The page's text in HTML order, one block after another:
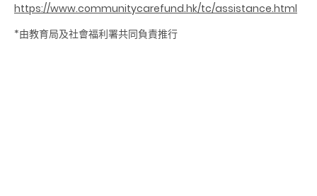
https://www.communitycarefund.hk/tc/assistance.html
*由教育局及社會福利署共同負責推行